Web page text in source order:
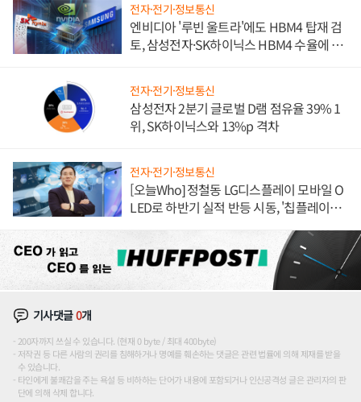
전자·전기·정보통신
엔비디아 '루빈 울트라'에도 HBM4 탑재 검
토, 삼성전자·SK하이닉스 HBM4 수율에 주
전자·전기·정보통신
삼성전자 2분기 글로벌 D램 점유율 39% 1
위, SK하이닉스와 13%p 격차
전자·전기·정보통신
[오늘Who] 정철동 LG디스플레이 모바일 O
LED로 하반기 실적 반등 시동, '칩플레이
기사댓글0개
200자까지 쓰실 수 있습니다. (현재 0 byte / 최대 400byte)
저작권 등 다른 사람의 권리를 침해하거나 명예를 훼손하는 댓글은 관련 법률에 의해 제재를 받을
수 있습니다.
타인에게 불쾌감을 주는 욕설 등 비하하는 단어가 내용에 포함되거나 인신공격성 글은 관리자의 판
단에 의해 삭제 합니다.